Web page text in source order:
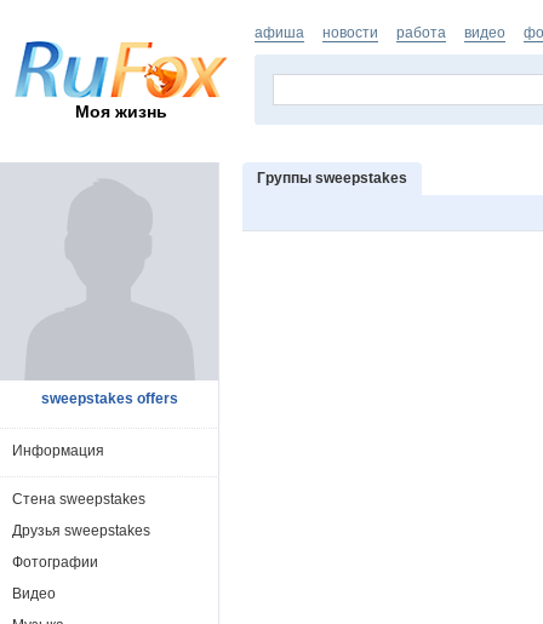
Моя жизнь
афиша новости работа видео
Группы sweepstakes
sweepstakes offers
Информация
Стена sweepstakes
Друзья sweepstakes
Фотографии
Видео